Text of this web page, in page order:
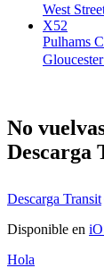
West
X52
Pulhams
No
Descarga
Descarga Transit
Disponible en
Hola